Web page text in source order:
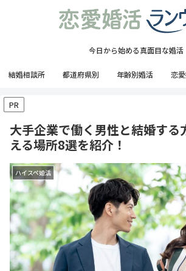
今日から始める真面目な婚活
結婚相談所 都道府県別 年齢別婚活 恋
PR
大手企業で働く男性と結婚する
える場所8選を紹介！
ハイスペ婚活